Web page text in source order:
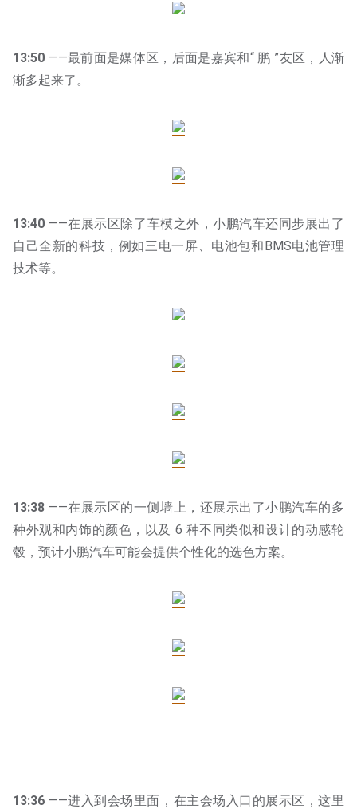
13:50 ——最前面是媒体区，后面是嘉宾和“ 鹏 ”友区，人渐
渐多起来了。
13:40 ——在展示区除了车模之外，小鹏汽车还同步展出了
自己全新的科技，例如三电一屏、电池包和BMS电池管理
技术等。
13:38 ——在展示区的一侧墙上，还展示出了小鹏汽车的多
种外观和内饰的颜色，以及 6 种不同类似和设计的动感轮
毂，预计小鹏汽车可能会提供个性化的选色方案。
13:36 ——进入到会场里面，在主会场入口的展示区，这里